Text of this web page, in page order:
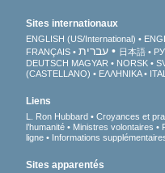
Sites internationaux
ENGLISH (US/International)
FRANÇAIS
עברית 日本語
DEUTSCH MAGYAR NORSK
(CASTELLANO)
ΕΛΛΗΝΙΚA
Liens
L. Ron Hubbard Croyances et
l’humanité
Ministres volontaires
ligne
Informations
Sites apparentés